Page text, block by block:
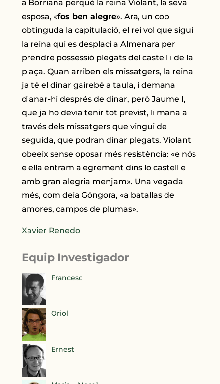
a Borriana perquè la reina Violant, la seva
esposa, «fos ben alegre». Ara, un cop
obtinguda la capitulació, el rei vol que sigui
la reina qui es desplaci a Almenara per
prendre possessió plegats del castell i de la
plaça. Quan arriben els missatgers, la reina
ja té el dinar gairebé a taula, i demana
d’anar-hi després de dinar, però Jaume I,
que ja ho devia tenir tot previst, li mana a
través dels missatgers que vingui de
seguida, que podran dinar plegats. Violant
obeeix sense oposar més resistència: «e nós
e ella entram alegrement dins lo castell e
amb gran alegria menjam». Una vegada
més, com deia Góngora, «a batallas de
amores, campos de plumas».
Xavier Renedo
Equip Investigador
Francesc
Oriol
Ernest